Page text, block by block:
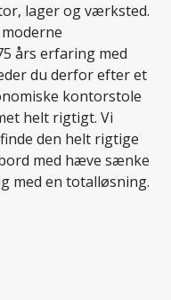
lager og værksted.
års erfaring med
du derfor efter et
kontorstole
helt rigtigt. Vi
den helt rigtige
med hæve sænke
med en totalløsning.